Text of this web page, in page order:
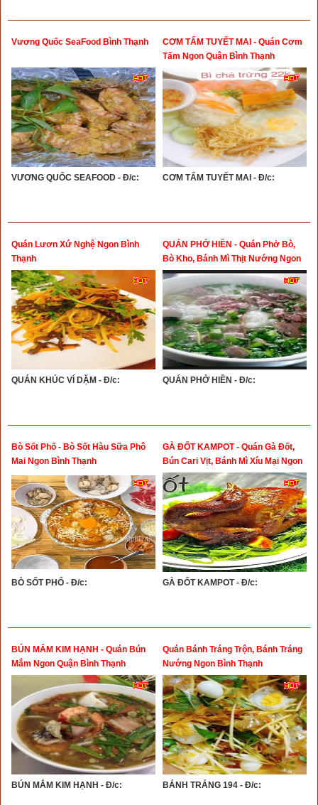
Vương Quốc SeaFood Bình Thạnh
VƯƠNG QUỐC SEAFOOD - Đ/c:
CƠM TẤM TUYẾT MAI - Quán Cơm
Tấm Ngon Quận Bình Thạnh
CƠM TẤM TUYẾT MAI - Đ/c:
Quán Lươn Xứ Nghệ Ngon Bình
Thạnh
QUÁN KHÚC VÍ DẶM - Đ/c:
QUÁN PHỞ HIỀN - Quán Phở Bò,
Bò Kho, Bánh Mì Thịt Nướng Ngon
Bình Thạnh
QUÁN PHỞ HIỀN - Đ/c:
Bò Sốt Phố - Bò Sốt Hàu Sữa Phô
Mai Ngon Bình Thạnh
BÒ SỐT PHỐ - Đ/c:
GÀ ĐỐT KAMPOT - Quán Gà Đốt,
Bún Cari Vịt, Bánh Mì Xíu Mại Ngon
Bình Thạnh
GÀ ĐỐT KAMPOT - Đ/c:
BÚN MẮM KIM HẠNH - Quán Bún
Mắm Ngon Quận Bình Thạnh
BÚN MẮM KIM HẠNH - Đ/c:
Quán Bánh Tráng Trộn, Bánh Tráng
Nướng Ngon Bình Thạnh
BÁNH TRÁNG 194 - Đ/c: